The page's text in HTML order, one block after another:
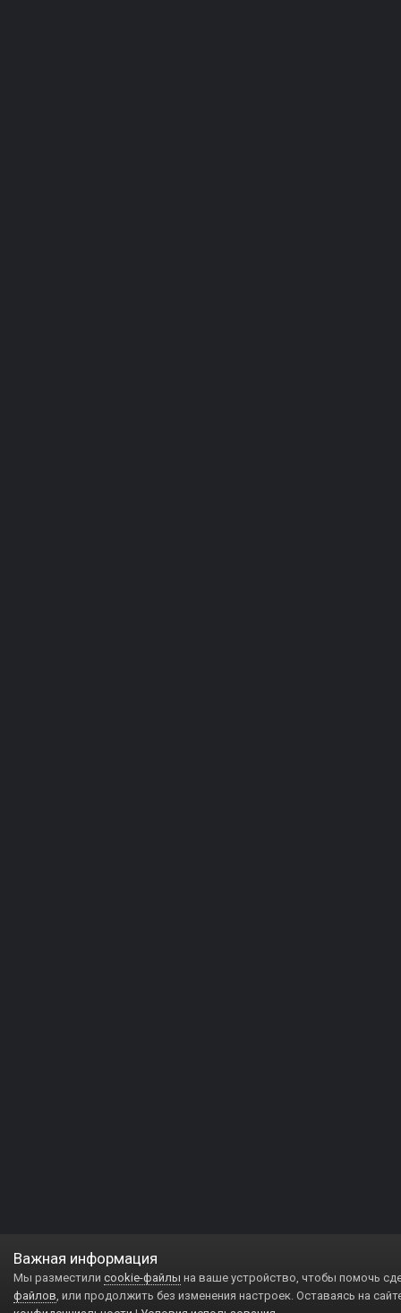
Важная информация
Мы разместили cookie-файлы на ваше устройство, чтобы помочь
файлов, или продолжить без изменения настроек. Оставаясь на